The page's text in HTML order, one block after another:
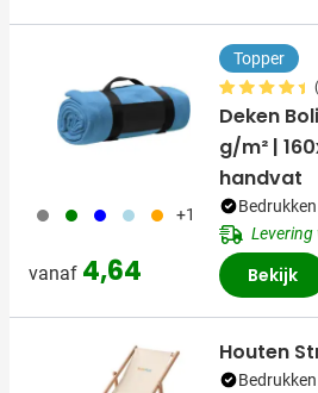
003 004 005 018 007 +1
vanaf 4,64
Topper
Deken
g/m² |
handvat
Levering
Bekijk
Houten